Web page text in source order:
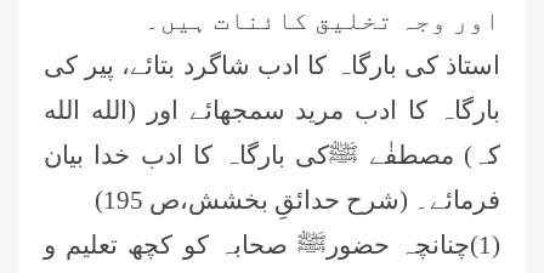
اور وجہ تخلیق کائنات ہیں۔
استاذ کی بارگاہ کا ادب شاگرد بتائے، پیر کی
بارگاہ کا ادب مرید سمجھائے اور (الله الله
کہ) مصطفٰے ﷺکی بارگاہ کا ادب خدا بیان
فرمائے۔ (شرح حدائقِ بخشش،ص 195)
(1)چنانچہ حضورﷺ صحابہ کو کچھ تعلیم و